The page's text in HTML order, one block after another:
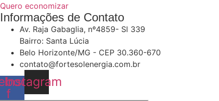
Quero economizar
Informações de Contato
Av. Raja Gabaglia, nº4859- Sl 339
Bairro: Santa Lúcia
Belo Horizonte/MG - CEP 30.360-670
contato@fortesolenergia.com.br
f
Instagram